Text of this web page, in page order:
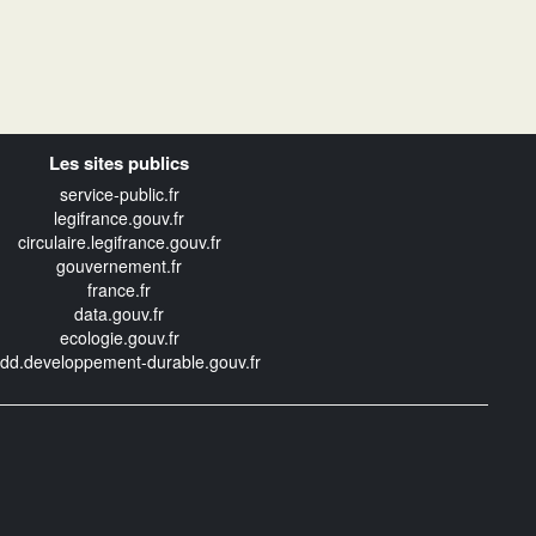
Les sites publics
service-public.fr
legifrance.gouv.fr
circulaire.legifrance.gouv.fr
gouvernement.fr
france.fr
data.gouv.fr
ecologie.gouv.fr
durable.gouv.fr